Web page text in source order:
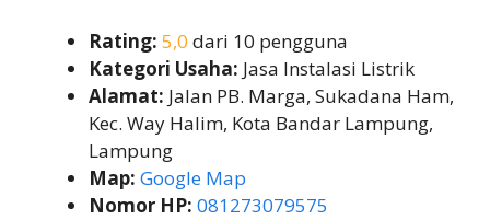
Rating: 5,0 dari 10 pengguna
Kategori Usaha: Jasa Instalasi Listrik
Alamat: Jalan PB. Marga, Sukadana Ham,
Kec. Way Halim, Kota Bandar Lampung,
Lampung
Map: Google Map
Nomor HP: 081273079575